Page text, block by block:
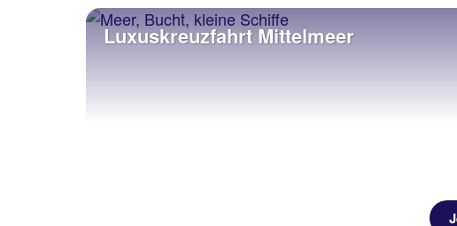
Luxuskreuzfahrt Mittelmeer